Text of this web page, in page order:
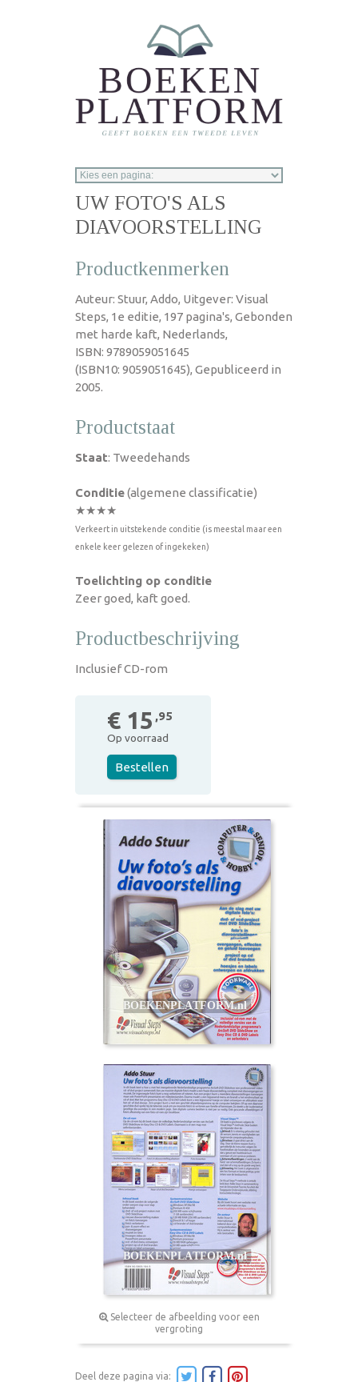
UW FOTO'S ALS
DIAVOORSTELLING
Productkenmerken
Auteur: Stuur, Addo, Uitgever: Visual
Steps, 1e editie, 197 pagina's, Gebonden
met harde kaft, Nederlands,
ISBN: 9789059051645
(ISBN10: 9059051645), Gepubliceerd in
2005.
Productstaat
Staat: Tweedehands
Conditie(algemene classificatie)
★★★★
Verkeert in uitstekende conditie (is meestal maar een
enkele keer gelezen of ingekeken)
Toelichting op conditie
Zeer goed, kaft goed.
Productbeschrijving
Inclusief CD-rom
€ 15 ,95
Op voorraad
Bestellen
Selecteer de afbeelding voor een
vergroting
Deel deze pagina via: